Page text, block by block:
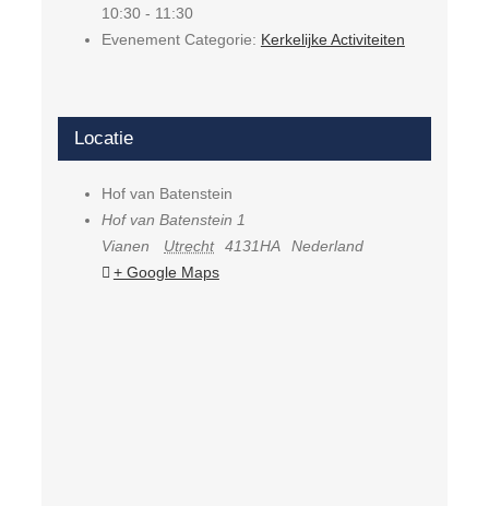
10:30 - 11:30
Evenement Categorie: Kerkelijke Activiteiten
Locatie
Hof van Batenstein
Hof van Batenstein 1
Vianen
Utrecht 4131HA
Nederland
+ Google Maps